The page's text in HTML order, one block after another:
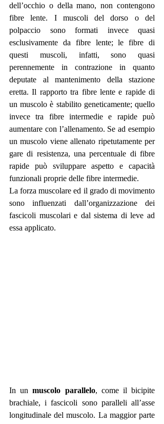
dell’occhio o della mano, non contengono
fibre lente. I muscoli del dorso o del
polpaccio sono formati invece quasi
esclusivamente da fibre lente; le fibre di
questi muscoli, infatti, sono quasi
perennemente in contrazione in quanto
deputate al mantenimento della stazione
eretta. Il rapporto tra fibre lente e rapide di
un muscolo è stabilito geneticamente; quello
invece tra fibre intermedie e rapide può
aumentare con l’allenamento. Se ad esempio
un muscolo viene allenato ripetutamente per
gare di resistenza, una percentuale di fibre
rapide può sviluppare aspetto e capacità
funzionali proprie delle fibre intermedie.
La forza muscolare ed il grado di movimento
sono influenzati dall’organizzazione dei
fascicoli muscolari e dal sistema di leve ad
essa applicato.
In un muscolo parallelo, come il bicipite
brachiale, i fascicoli sono paralleli all’asse
longitudinale del muscolo. La maggior parte